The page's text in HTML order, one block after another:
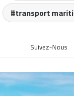
transport
Suivez-Nous